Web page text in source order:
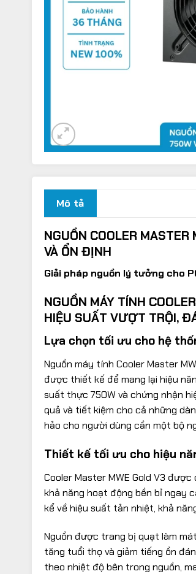
Mô tả
NGUỒN COOLER
VÀ ỔN ĐỊNH
Giải pháp nguồn lý tưởng cho
NGUỒN MÁY TÍNH
HIỆU SUẤT VƯỢT TRỘI,
Lựa chọn tối ưu cho hệ
Nguồn máy tính Cooler Master
được thiết kế để mang lại hiệu
suất thực 750W và chứng nhận
quả và tiết kiệm cho cả những
hảo cho người dùng cần một bộ
Thiết kế tối ưu cho hiệu
Cooler Master MWE Gold V3
khả năng hoạt động bền bỉ ngay
kể về hiệu suất tản nhiệt, khả
Nguồn được trang bị quạt làm
tăng tuổi thọ và giảm tiếng ồn
theo nhiệt độ bên trong nguồn,